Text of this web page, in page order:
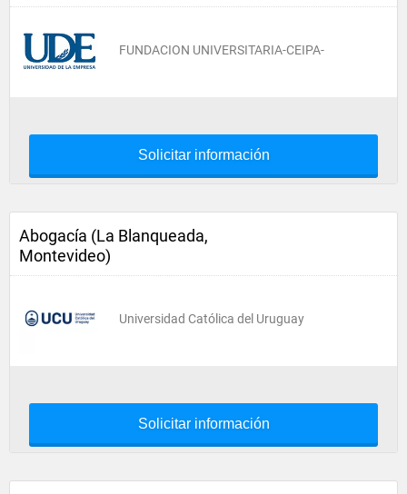
FUNDACION UNIVERSITARIA-CEIPA-
Solicitar información
Abogacía (La Blanqueada,
Montevideo)
Universidad Católica del Uruguay
Solicitar información